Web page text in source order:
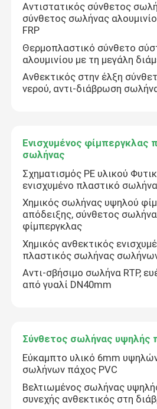
Αντιστατικός σύνθετος
σύνθετος σωλήνας
FRP
Θερμοπλαστικό σύνθετο
αλουμινίου με τη μεγάλη
Ανθεκτικός στην έλξη
νερού, αντι-διάβρωση
Ενισχυμένος φίμπεργκλας
σωλήνας
Σχηματισμός PE υλικού
ενισχυμένο πλαστικό
Χημικός σωλήνας υψηλού
απόδειξης, σύνθετος
φίμπεργκλας
Χημικός ανθεκτικός
πλαστικός σωλήνας
Αντι-σβήσιμο σωλήνα RTP,
από γυαλί DN40mm
Σύνθετος σωλήνας υψηλής
Εύκαμπτο υλικό 6mm
σωλήνων πάχος PVC
Βελτιωμένος σωλήνας
συνεχής ανθεκτικός στη